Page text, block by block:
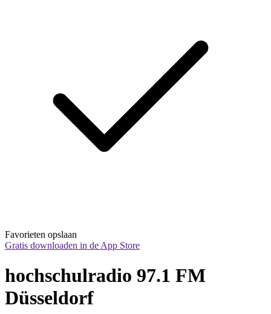
Favorieten opslaan
Gratis downloaden in de App Store
hochschulradio 97.1 FM
Düsseldorf